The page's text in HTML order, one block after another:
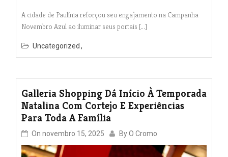
A cidade de Paulínia reforçou seu engajamento na Campanha
Novembro Azul ao iluminar seus portais […]
Uncategorized
Galleria Shopping Dá Início À Temporada
Natalina Com Cortejo E Experiências
Para Toda A Família
On novembro 15, 2025 ByO Cromo